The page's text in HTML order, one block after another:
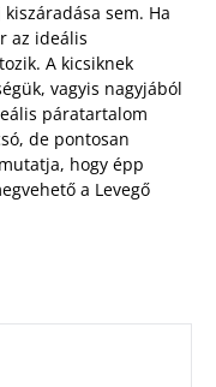
sem. Ha
az ideális
A kicsiknek
vagyis nagyjából
páratartalom
de pontosan
hogy épp
a Levegő